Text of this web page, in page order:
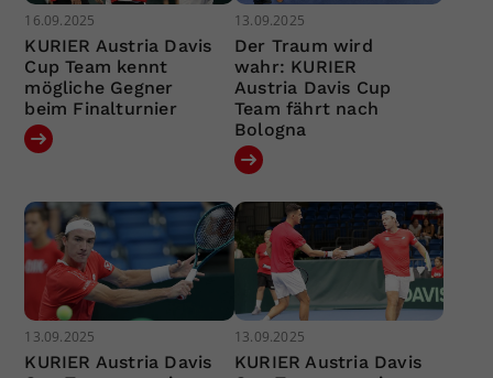
16.09.2025
KURIER Austria Davis
Cup Team kennt
mögliche Gegner
beim Finalturnier
13.09.2025
Der Traum wird
wahr: KURIER
Austria Davis Cup
Team fährt nach
Bologna
13.09.2025
KURIER Austria Davis
13.09.2025
KURIER Austria Davis